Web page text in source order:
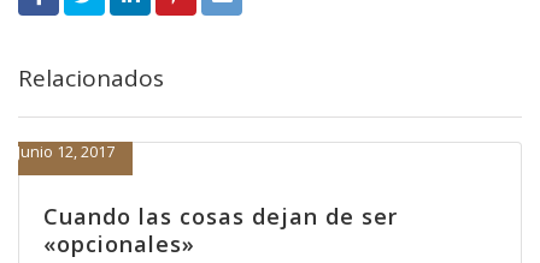
Relacionados
Cuando las cosas dejan de ser
«opcionales»
Junio 12, 2017